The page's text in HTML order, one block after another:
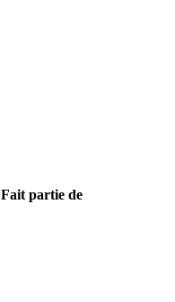
Fait partie de